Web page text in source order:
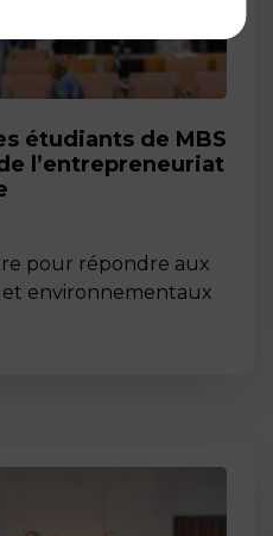
étudiants de MBS
l’entrepreneuriat
pour répondre aux
et environnementaux